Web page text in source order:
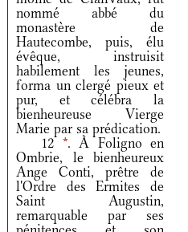
nommé abbé du
monastère de
Hautecombe, puis, élu
évêque, instruisit
habilement les jeunes,
forma un clergé pieux et
pur, et célébra la
bienheureuse Vierge
Marie par sa prédication.
12 *. À Foligno en
Ombrie, le bienheureux
Ange Conti, prêtre de
l'Ordre des Ermites de
Saint Augustin,
remarquable par ses